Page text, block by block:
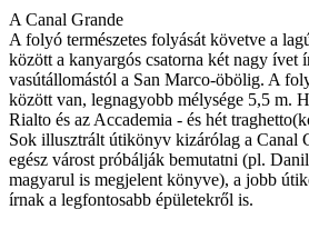
A Canal Grande
A folyó természetes folyását követve a
között a kanyargós csatorna két nagy ívet
vasútállomástól a San Marco-öbölig. A
között van, legnagyobb mélysége 5,5 m.
Rialto és az Accademia - és hét
Sok illusztrált útikönyv kizárólag a Canal
egész várost próbálják bemutatni (pl.
magyarul is megjelent könyve), a jobb
írnak a legfontosabb épületekről is.